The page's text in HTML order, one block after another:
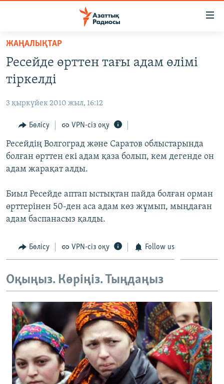
Skip
main
content
Skip
to
Navigation
Skip
to
Search
AZATTYQTV
ҚАҢТАР ОҚИҒАСЫ
АДАМ ҚҰҚЫҚТАРЫ
ӘЛЕУМЕТ
ӘЛЕМ
Русский
Басқа тілдерде
ЖАҢАЛЫҚТАР
Ресейде өрттен тағы адам өлімі
тіркелді
3 қыркүйек 2010 жыл, 16:12
Бөлісу VPN-сіз оқу
Ресейдің Волгоград және Саратов облыстарында
болған өрттен екі адам қаза болып, кем дегенде он
адам жарақат алды.
Биыл Ресейде аптап ыстықтан пайда болған орман
өрттерінен 50-ден аса адам көз жұмып, мыңдаған
адам баспанасыз қалды.
Бөлісу VPN-сіз оқу Follow us
Оқыңыз. Көріңіз. Тыңдаңыз